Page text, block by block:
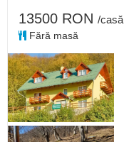
13500 RON /casă
Fără masă